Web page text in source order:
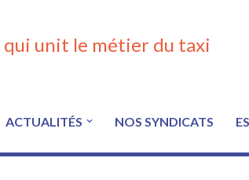
qui unit le métier du taxi
ACTUALITÉS NOS SYNDICATS